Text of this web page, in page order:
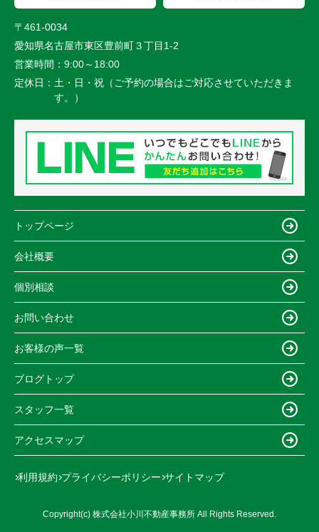
〒461-0034
愛知県名古屋市東区豊前町３丁目1-2
営業時間： 9:00～18:00
定休日： 土・日・祝（ご予約の場合はご対応させていただきま
す。）
トップページ
会社概要
個別相談
お問い合わせ
お客様の声一覧
ブログトップ
スタッフ一覧
アクセスマップ
利用規約 プライバシーポリシー サイトマップ
Copyright(c) 株式会社小川不動産事務所 All Rights Reserved.